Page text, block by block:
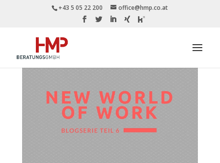
+43 5 05 22 200 office@hmp.co.at